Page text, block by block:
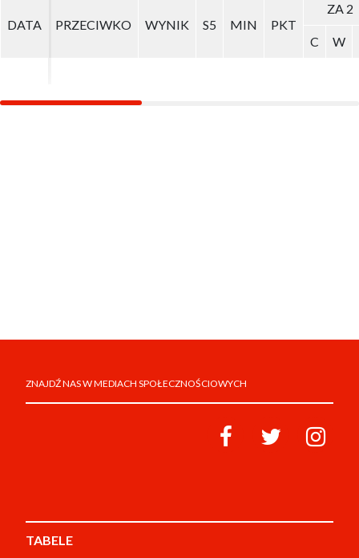
DATA PRZECIWKO WYNIK S5 MIN PKT
ZA 2
C W
DATA PRZECIWKO WYNIK S5 MIN PKT
ZA 2
C W
ZNAJDŹ NAS W MEDIACH SPOŁECZNOŚCIOWYCH
TABELE